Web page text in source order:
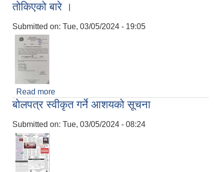
तोकिएको बारे ।
Submitted on: Tue, 03/05/2024 - 19:05
Read more
तोकिएको बारे ।
बोलपत्र स्वीकृत गर्ने आशयको सूचना
Submitted on: Tue, 03/05/2024 - 08:24